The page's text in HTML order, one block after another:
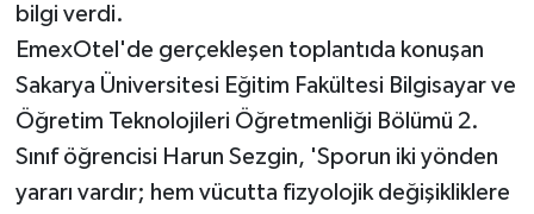
bilgi verdi.
EmexOtel'de gerçekleşen toplantıda konuşan
Sakarya Üniversitesi Eğitim Fakültesi Bilgisayar ve
Öğretim Teknolojileri Öğretmenliği Bölümü 2.
Sınıf öğrencisi Harun Sezgin, 'Sporun iki yönden
yararı vardır; hem vücutta fizyolojik değişikliklere